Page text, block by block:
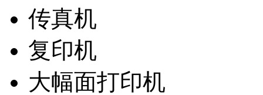
传真机
复印机
大幅面打印机